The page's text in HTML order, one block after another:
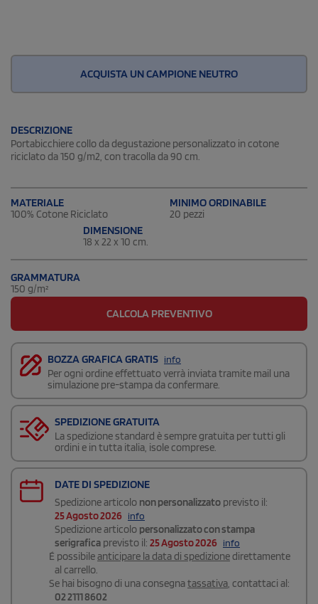
ACQUISTA UN CAMPIONE NEUTRO
DESCRIZIONE
Portabicchiere collo da degustazione personalizzato in cotone
riciclato da 150 g/m2, con tracolla da 90 cm.
MATERIALE
100% Cotone Riciclato
MINIMO ORDINABILE
20 pezzi
DIMENSIONE
18 x 22 x 10 cm.
GRAMMATURA
150 g/m²
CALCOLA PREVENTIVO
BOZZA GRAFICA GRATIS info
Per ogni ordine effettuato verrà inviata tramite mail una
simulazione pre-stampa da confermare.
SPEDIZIONE GRATUITA
La spedizione standard è sempre gratuita per tutti gli
ordini e in tutta italia, isole comprese.
DATE DI SPEDIZIONE
Spedizione articolo non personalizzato previsto il:
25 Agosto 2026 info
Spedizione articolo personalizzato con stampa
serigrafica previsto il: 25 Agosto 2026 info
É possibileanticipare la data di spedizionedirettamente
al carrello.
Se hai bisogno di una consegnatassativa, contattaci al:
02 2111 8602